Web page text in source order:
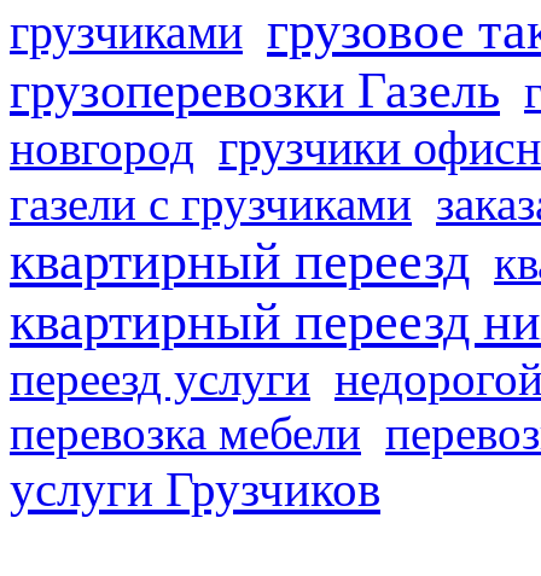
грузчиками грузовое
грузоперевозки Газель
новгород грузчики
газели с грузчиками
квартирный переезд
квартирный переезд
переезд услуги
перевозка мебели
услуги Грузчиков